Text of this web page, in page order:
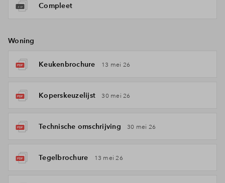
Compleet
Woning
Keukenbrochure 13 mei 26
Koperskeuzelijst 30 mei 26
Technische omschrijving 30 mei 26
Tegelbrochure 13 mei 26